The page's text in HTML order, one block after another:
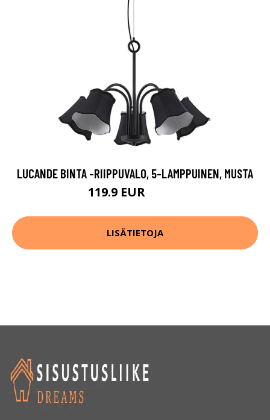
LUCANDE BINTA -RIIPPUVALO, 5-LAMPPUINEN, MUSTA
119.9 EUR
LISÄTIETOJA